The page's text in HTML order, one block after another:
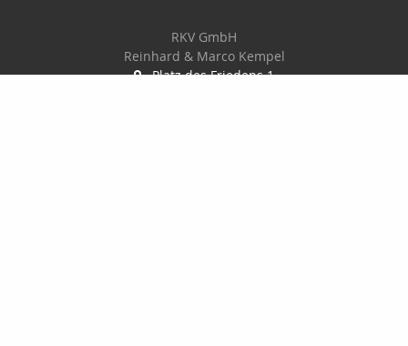
RKV GmbH
Reinhard & Marco Kempel
Platz des Friedens 1